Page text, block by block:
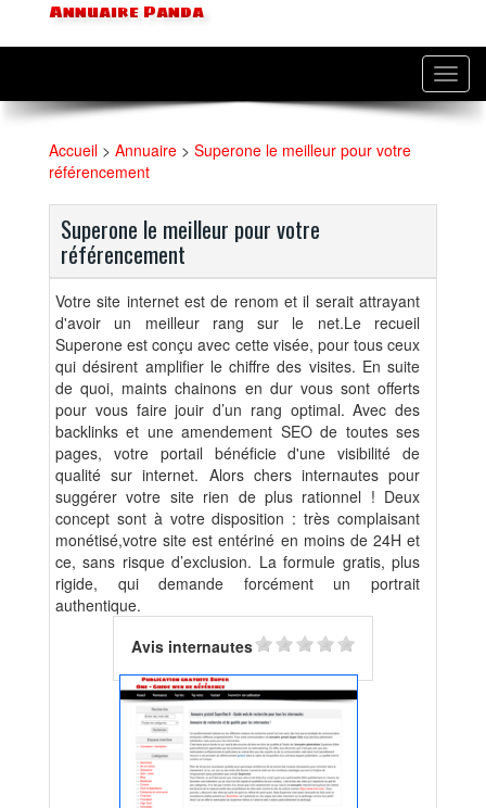
Annuaire Panda
Accueil > Annuaire > Superone le meilleur pour votre
référencement
Superone le meilleur pour votre
référencement
Votre site internet est de renom et il serait attrayant
d'avoir un meilleur rang sur le net.Le recueil
Superone est conçu avec cette visée, pour tous ceux
qui désirent amplifier le chiffre des visites. En suite
de quoi, maints chainons en dur vous sont offerts
pour vous faire jouir d’un rang optimal. Avec des
backlinks et une amendement SEO de toutes ses
pages, votre portail bénéficie d'une visibilité de
qualité sur internet. Alors chers internautes pour
suggérer votre site rien de plus rationnel ! Deux
concept sont à votre disposition : très complaisant
monétisé,votre site est entériné en moins de 24H et
ce, sans risque d’exclusion. La formule gratis, plus
rigide, qui demande forcément un portrait
authentique.
Avis internautes